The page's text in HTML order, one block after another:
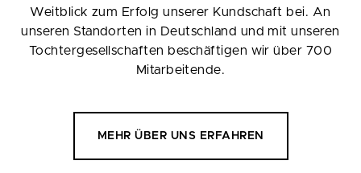
Weitblick zum Erfolg unserer Kundschaft bei. An
unseren Standorten in Deutschland und mit unseren
Tochtergesellschaften beschäftigen wir über 700
Mitarbeitende.
MEHR ÜBER UNS ERFAHREN